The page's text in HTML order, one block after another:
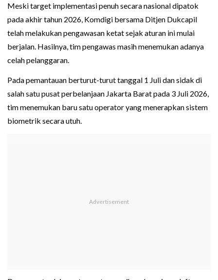
Meski target implementasi penuh secara nasional dipatok
pada akhir tahun 2026, Komdigi bersama Ditjen Dukcapil
telah melakukan pengawasan ketat sejak aturan ini mulai
berjalan. Hasilnya, tim pengawas masih menemukan adanya
celah pelanggaran.
Pada pemantauan berturut-turut tanggal 1 Juli dan sidak di
salah satu pusat perbelanjaan Jakarta Barat pada 3 Juli 2026,
tim menemukan baru satu operator yang menerapkan sistem
biometrik secara utuh.